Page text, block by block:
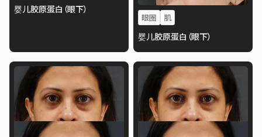
婴儿胶原蛋白（眼下）
眼圈 肌
婴儿胶原蛋白（眼下）